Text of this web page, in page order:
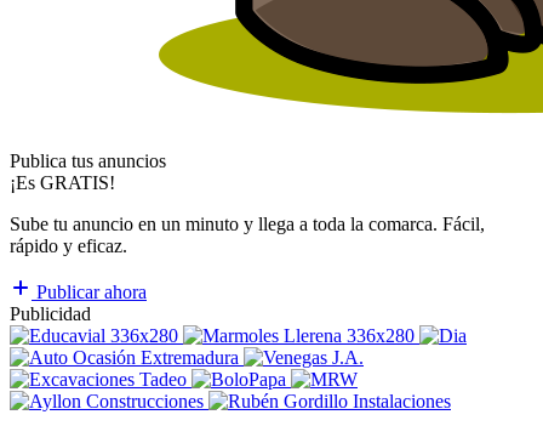
Publica tus anuncios
¡Es GRATIS!
Sube tu anuncio en un minuto y llega a toda la comarca. Fácil,
rápido y eficaz.
Publicar ahora
Publicidad